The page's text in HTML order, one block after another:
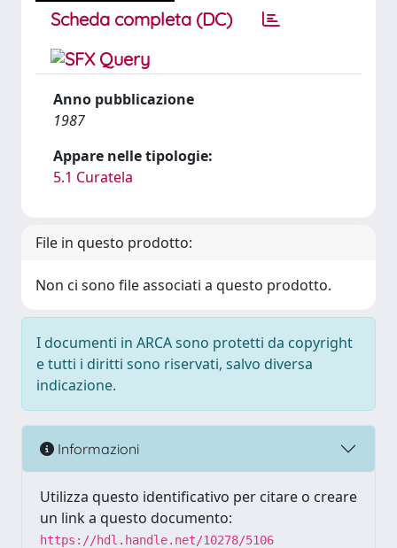
Scheda completa (DC)
Anno pubblicazione
1987
Appare nelle tipologie:
5.1 Curatela
File in questo prodotto:
Non ci sono file associati a questo prodotto.
I documenti in ARCA sono protetti da copyright
e tutti i diritti sono riservati, salvo diversa
indicazione.
Informazioni
Utilizza questo identificativo per citare o creare
un link a questo documento:
https://hdl.handle.net/10278/5106